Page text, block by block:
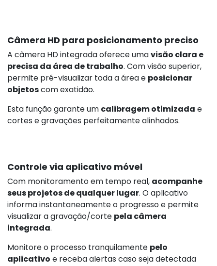
Câmera HD para posicionamento preciso
A câmera HD integrada oferece umavisão clara e
precisa da área de trabalho. Com visão superior,
permite pré-visualizar toda a área e posicionar
objetoscom exatidão.
Esta função garante um calibragem otimizada e
cortes e gravações perfeitamente alinhados.
Controle via aplicativo móvel
Com monitoramento em tempo real, acompanhe
seus projetos de qualquer lugar. O aplicativo
informa instantaneamente o progresso e permite
visualizar a gravação/corte pela câmera
integrada.
Monitore o processo tranquilamente pelo
aplicativo e receba alertas caso seja detectada